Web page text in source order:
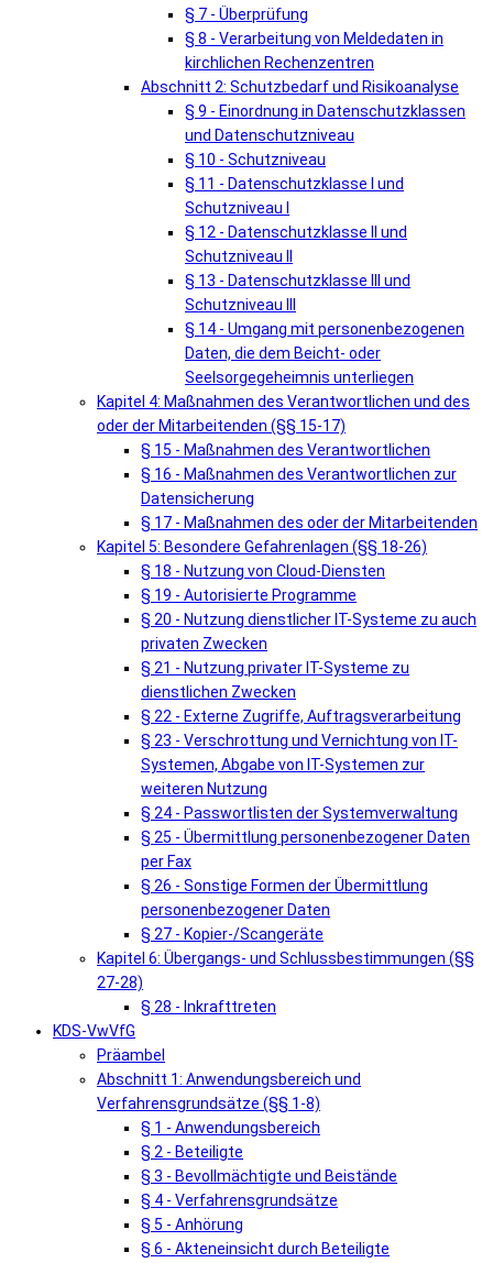
§ 7 - Überprüfung
§ 8 - Verarbeitung von Meldedaten in
kirchlichen Rechenzentren
Abschnitt 2: Schutzbedarf und Risikoanalyse
§ 9 - Einordnung in Datenschutzklassen
und Datenschutzniveau
§ 10 - Schutzniveau
§ 11 - Datenschutzklasse I und
Schutzniveau I
§ 12 - Datenschutzklasse II und
Schutzniveau II
§ 13 - Datenschutzklasse III und
Schutzniveau III
§ 14 - Umgang mit personenbezogenen
Daten, die dem Beicht- oder
Seelsorgegeheimnis unterliegen
Kapitel 4: Maßnahmen des Verantwortlichen und des
oder der Mitarbeitenden (§§ 15-17)
§ 15 - Maßnahmen des Verantwortlichen
§ 16 - Maßnahmen des Verantwortlichen zur
Datensicherung
§ 17 - Maßnahmen des oder der Mitarbeitenden
Kapitel 5: Besondere Gefahrenlagen (§§ 18-26)
§ 18 - Nutzung von Cloud-Diensten
§ 19 - Autorisierte Programme
§ 20 - Nutzung dienstlicher IT-Systeme zu auch
privaten Zwecken
§ 21 - Nutzung privater IT-Systeme zu
dienstlichen Zwecken
§ 22 - Externe Zugriffe, Auftragsverarbeitung
§ 23 - Verschrottung und Vernichtung von IT-
Systemen, Abgabe von IT-Systemen zur
weiteren Nutzung
§ 24 - Passwortlisten der Systemverwaltung
§ 25 - Übermittlung personenbezogener Daten
per Fax
§ 26 - Sonstige Formen der Übermittlung
personenbezogener Daten
§ 27 - Kopier-/Scangeräte
Kapitel 6: Übergangs- und Schlussbestimmungen (§§
27-28)
§ 28 - Inkrafttreten
KDS-VwVfG
Präambel
Abschnitt 1: Anwendungsbereich und
Verfahrensgrundsätze (§§ 1-8)
§ 1 - Anwendungsbereich
§ 2 - Beteiligte
§ 3 - Bevollmächtigte und Beistände
§ 4 - Verfahrensgrundsätze
§ 5 - Anhörung
§ 6 - Akteneinsicht durch Beteiligte